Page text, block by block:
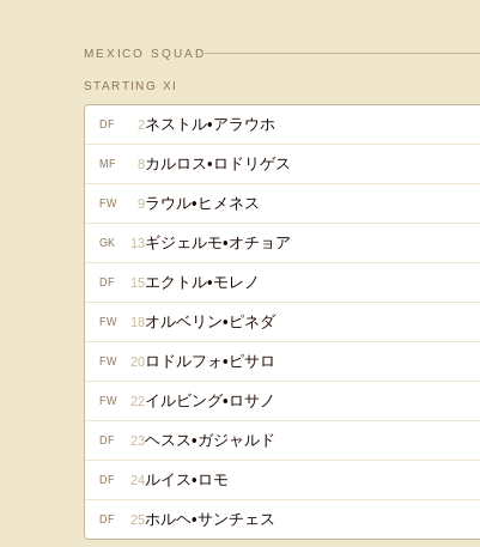
MEXICO SQUAD
STARTING XI
DF 2ネストル•アラウホ
MF 8カルロス•ロドリゲス
FW 9ラウル•ヒメネス
GK 13ギジェルモ•オチョア
DF 15エクトル•モレノ
FW 18オルベリン•ピネダ
FW 20ロドルフォ•ピサロ
FW 22イルビング•ロサノ
DF 23ヘスス•ガジャルド
DF 24ルイス•ロモ
DF 25ホルヘ•サンチェス